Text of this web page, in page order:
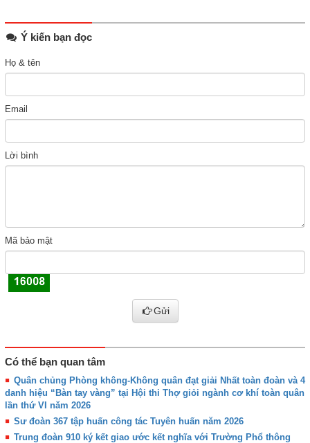
Ý kiến bạn đọc
Họ & tên
Email
Lời bình
Mã bảo mật
Gửi
Có thể bạn quan tâm
Quân chủng Phòng không-Không quân đạt giải Nhất toàn đoàn và 4
danh hiệu “Bàn tay vàng” tại Hội thi Thợ giỏi ngành cơ khí toàn quân
lần thứ VI năm 2026
Sư đoàn 367 tập huấn công tác Tuyên huấn năm 2026
Trung đoàn 910 ký kết giao ước kết nghĩa với Trường Phổ thông